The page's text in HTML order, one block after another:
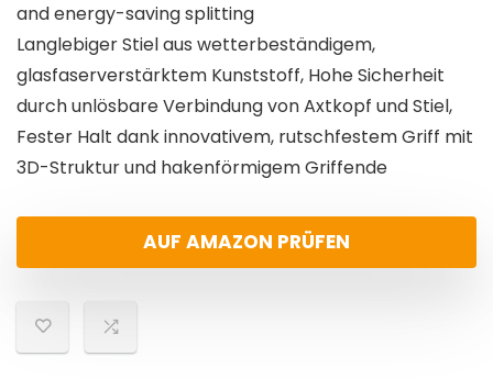
and energy-saving splitting
Langlebiger Stiel aus wetterbeständigem,
glasfaserverstärktem Kunststoff, Hohe Sicherheit
durch unlösbare Verbindung von Axtkopf und Stiel,
Fester Halt dank innovativem, rutschfestem Griff mit
3D-Struktur und hakenförmigem Griffende
AUF AMAZON PRÜFEN